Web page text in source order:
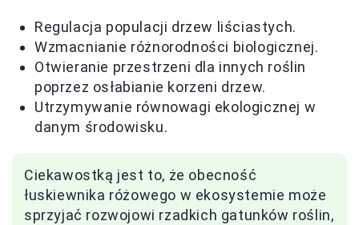
Regulacja populacji drzew liściastych.
Wzmacnianie różnorodności biologicznej.
Otwieranie przestrzeni dla innych roślin
poprzez osłabianie korzeni drzew.
Utrzymywanie równowagi ekologicznej w
danym środowisku.
Ciekawostką jest to, że obecność
łuskiewnika różowego w ekosystemie może
sprzyjać rozwojowi rzadkich gatunków roślin,